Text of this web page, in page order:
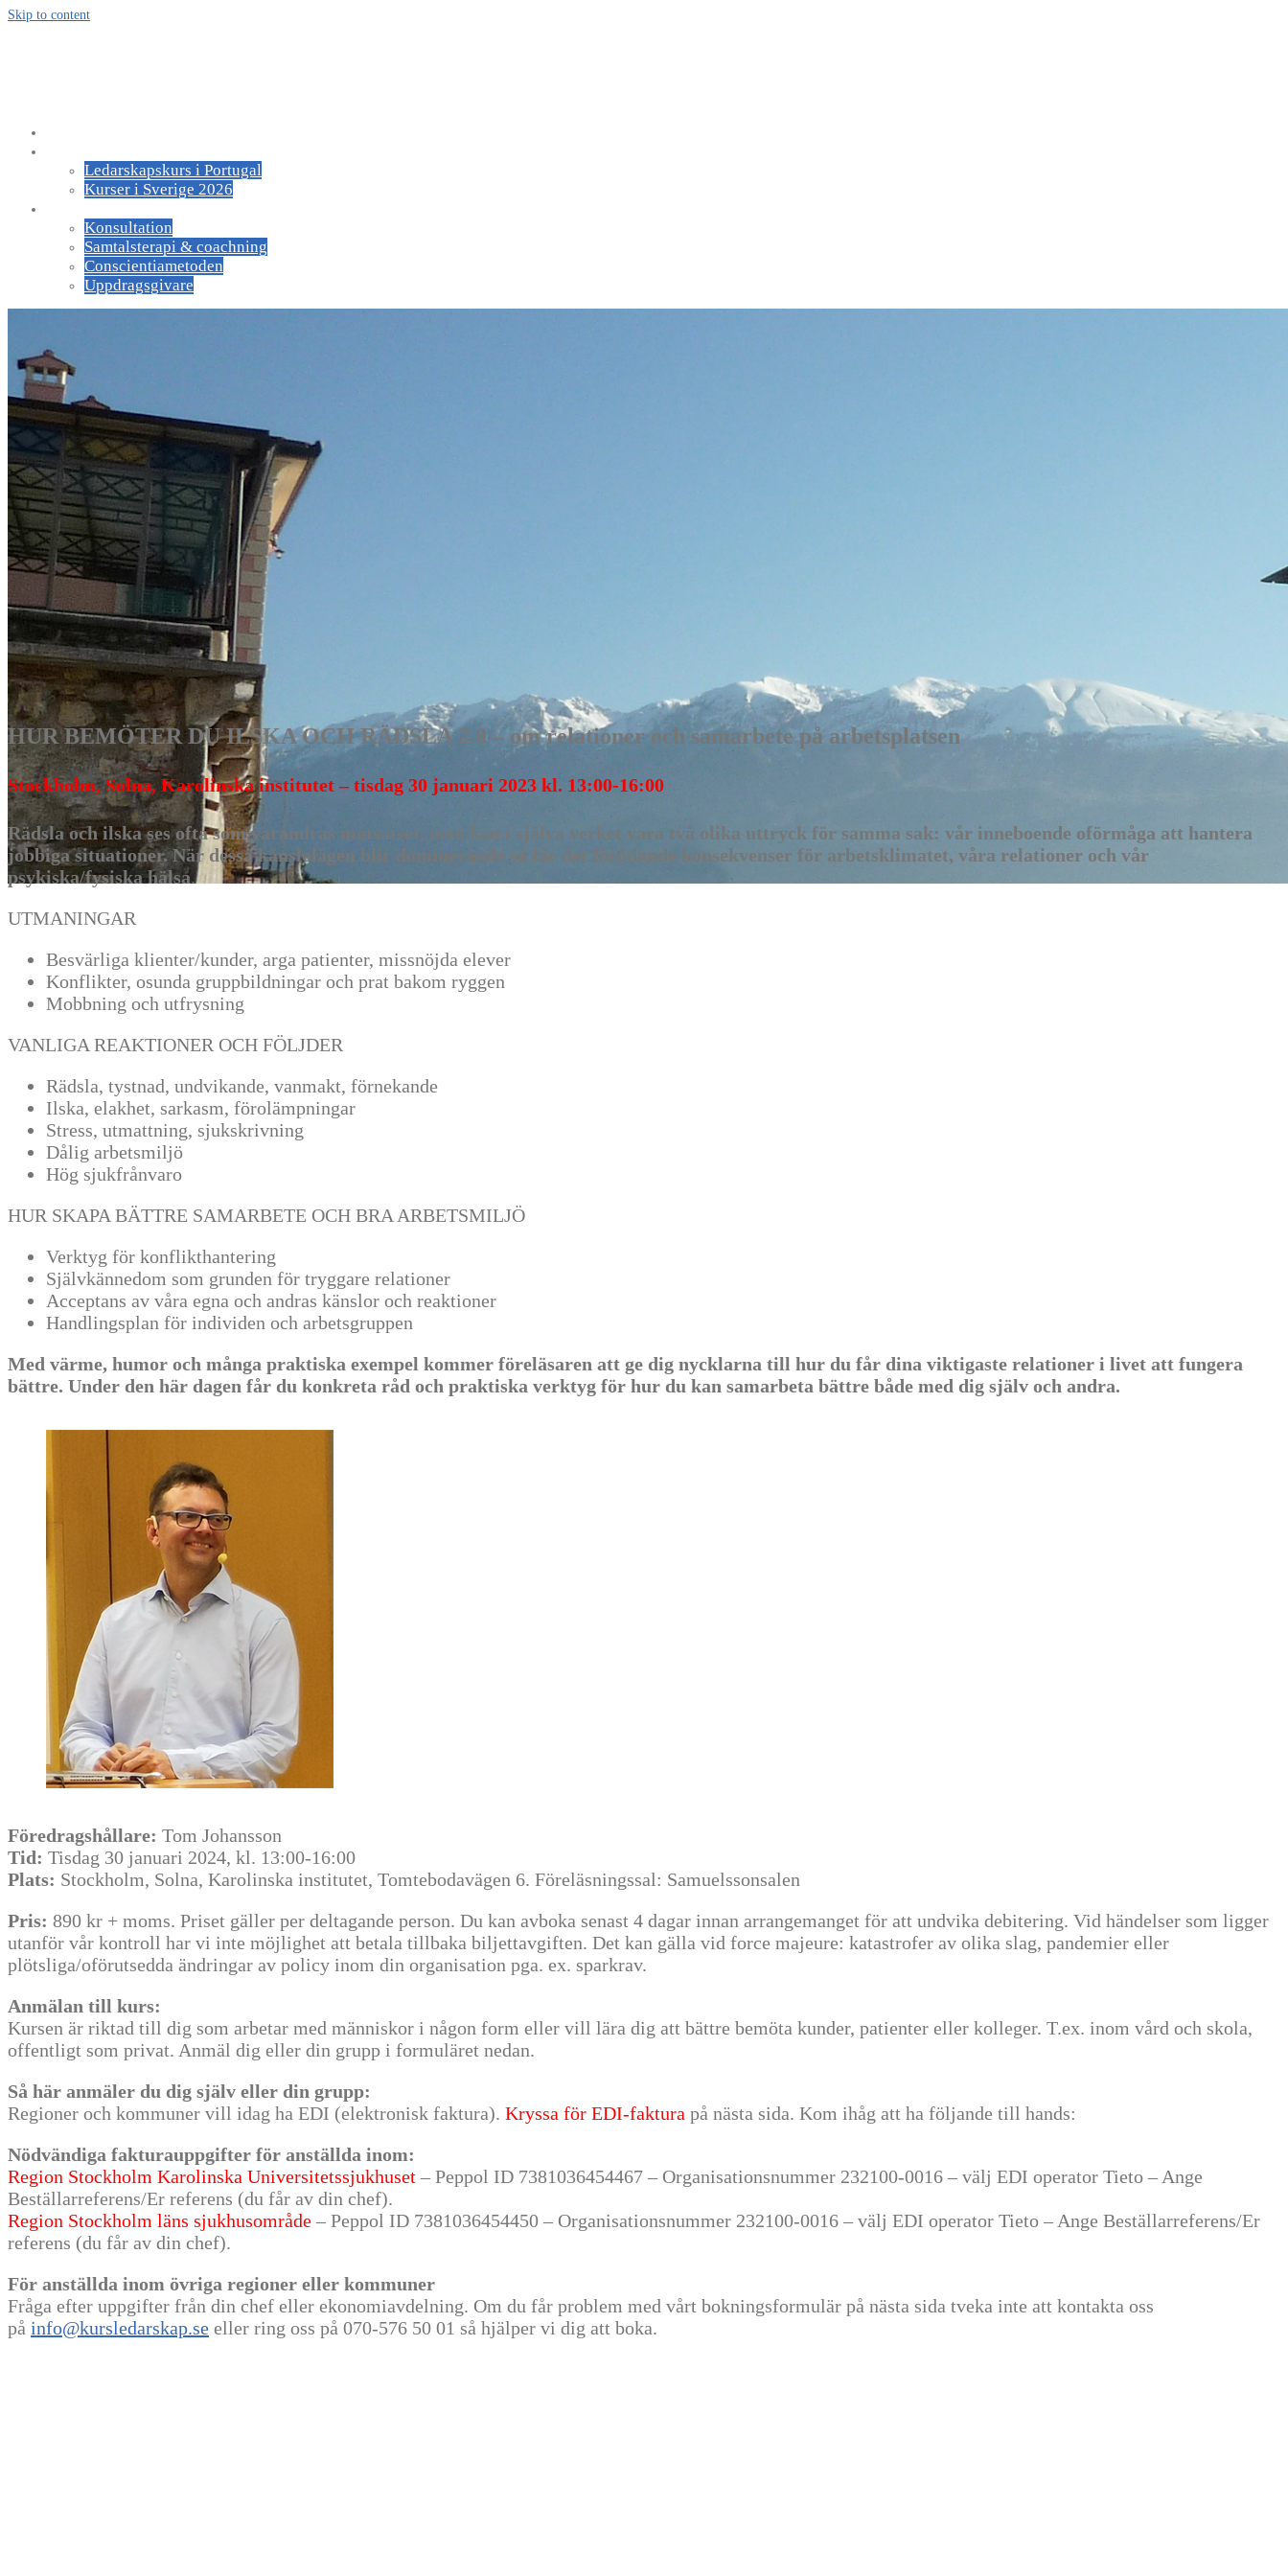
Skip to content
Ledarskapskurs i Portugal
Kurser i Sverige 2026
Konsultation
Samtalsterapi & coachning
Conscientiametoden
Uppdragsgivare
HUR BEMÖTER DU ILSKA OCH RÄDSLA 2.0 – om relationer och samarbete på arbetsplatsen
Stockholm, Solna, Karolinska institutet – tisdag 30 januari 2023 kl. 13:00-16:00
Rädsla och ilska ses ofta som varandras motsatser, men kan i själva verket vara två olika uttryck för samma sak: vår inneboende oförmåga att hantera
jobbiga situationer. När dessa känslolägen blir dominerande så får det förödande konsekvenser för arbetsklimatet, våra relationer och vår
psykiska/fysiska hälsa.
UTMANINGAR
Besvärliga klienter/kunder, arga patienter, missnöjda elever
Konflikter, osunda gruppbildningar och prat bakom ryggen
Mobbning och utfrysning
VANLIGA REAKTIONER OCH FÖLJDER
Rädsla, tystnad, undvikande, vanmakt, förnekande
Ilska, elakhet, sarkasm, förolämpningar
Stress, utmattning, sjukskrivning
Dålig arbetsmiljö
Hög sjukfrånvaro
HUR SKAPA BÄTTRE SAMARBETE OCH BRA ARBETSMILJÖ
Verktyg för konflikthantering
Självkännedom som grunden för tryggare relationer
Acceptans av våra egna och andras känslor och reaktioner
Handlingsplan för individen och arbetsgruppen
Med värme, humor och många praktiska exempel kommer föreläsaren att ge dig nycklarna till hur du får dina viktigaste relationer i livet att fungera
bättre. Under den här dagen får du konkreta råd och praktiska verktyg för hur du kan samarbeta bättre både med dig själv och andra.
Föredragshållare: Tom Johansson
Tid: Tisdag 30 januari 2024, kl. 13:00-16:00
Plats: Stockholm, Solna, Karolinska institutet, Tomtebodavägen 6. Föreläsningssal: Samuelssonsalen
Pris: 890 kr + moms. Priset gäller per deltagande person. Du kan avboka senast 4 dagar innan arrangemanget för att undvika debitering. Vid händelser som ligger
utanför vår kontroll har vi inte möjlighet att betala tillbaka biljettavgiften. Det kan gälla vid force majeure: katastrofer av olika slag, pandemier eller
plötsliga/oförutsedda ändringar av policy inom din organisation pga. ex. sparkrav.
Anmälan till kurs:
Kursen är riktad till dig som arbetar med människor i någon form eller vill lära dig att bättre bemöta kunder, patienter eller kolleger. T.ex. inom vård och skola,
offentligt som privat. Anmäl dig eller din grupp i formuläret nedan.
Så här anmäler du dig själv eller din grupp:
Regioner och kommuner vill idag ha EDI (elektronisk faktura). Kryssa för EDI-faktura på nästa sida. Kom ihåg att ha följande till hands:
Nödvändiga fakturauppgifter för anställda inom:
Region Stockholm Karolinska Universitetssjukhuset – Peppol ID 7381036454467 – Organisationsnummer 232100-0016 – välj EDI operator Tieto – Ange
Beställarreferens/Er referens (du får av din chef).
Region Stockholm läns sjukhusområde – Peppol ID 7381036454450 – Organisationsnummer 232100-0016 – välj EDI operator Tieto – Ange Beställarreferens/Er
referens (du får av din chef).
För anställda inom övriga regioner eller kommuner
Fråga efter uppgifter från din chef eller ekonomiavdelning. Om du får problem med vårt bokningsformulär på nästa sida tveka inte att kontakta oss
på info@kursledarskap.se eller ring oss på 070-576 50 01 så hjälper vi dig att boka.